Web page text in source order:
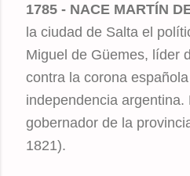
1785 - NACE MARTÍN
la ciudad de Salta el
Miguel de Güemes, líder
contra la corona
independencia argentina.
gobernador de la
1821).